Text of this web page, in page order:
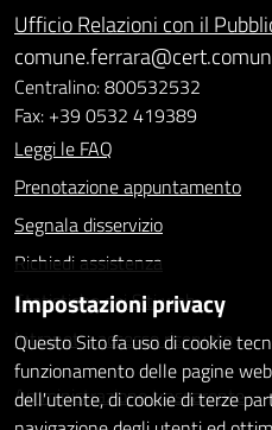
Ufficio Relazioni con il
Centralino: 800532532
Fax: +39 0532 419389
Leggi le FAQ
Prenotazione appuntamento
Segnala disservizio
Richiedi assistenza
Statistiche dei Siti web
Intranet - accesso riservato
Amministrazione trasparente
Impostazioni privacy
Questo Sito fa uso di cookie
funzionamento delle pagine
dell'utente, di cookie di terze